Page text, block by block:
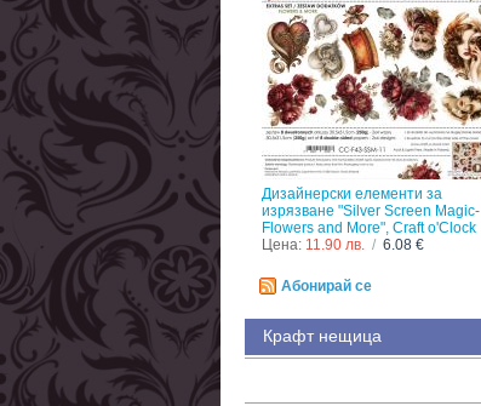
Дизайнерски елементи за
изрязване "Silver Screen Magic-
Flowers and More", Craft o'Clock
Цена: 11.90 лв. / 6.08 €
Абонирай се
Крафт нещица